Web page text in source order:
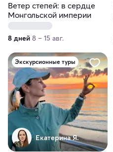
Ветер степей: в сердце
Монгольской империи
8 дней 8 – 15 авг.
Экскурсионные туры
Екатерина Я.